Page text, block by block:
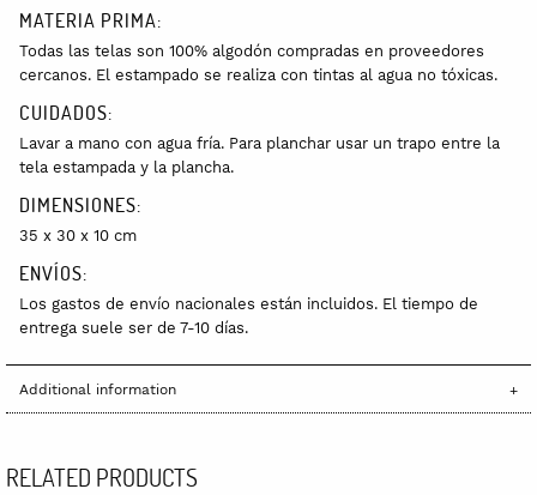
MATERIA PRIMA:
Todas las telas son 100% algodón compradas en proveedores
cercanos. El estampado se realiza con tintas al agua no tóxicas.
CUIDADOS:
Lavar a mano con agua fría. Para planchar usar un trapo entre la
tela estampada y la plancha.
DIMENSIONES:
35 x 30 x 10 cm
ENVÍOS:
Los gastos de envío nacionales están incluidos. El tiempo de
entrega suele ser de 7-10 días.
Additional information
RELATED PRODUCTS